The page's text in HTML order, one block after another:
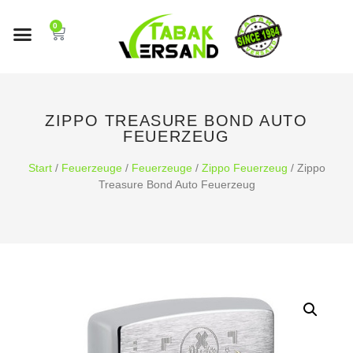
0
ZIPPO TREASURE BOND AUTO
FEUERZEUG
Start/ Feuerzeuge/ Feuerzeuge/ Zippo Feuerzeug / Zippo
Treasure Bond Auto Feuerzeug